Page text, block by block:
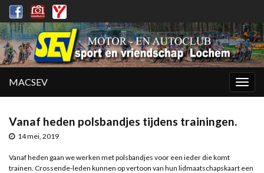
MACSEV
Vanaf heden polsbandjes tijdens trainingen.
14 mei, 2019
Vanaf heden gaan we werken met polsbandjes voor een ieder die komt
trainen. Crossende-leden kunnen op vertoon van hun lidmaatschapskaart een